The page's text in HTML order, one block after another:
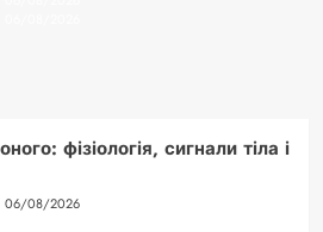
фізіологія, сигнали тіла і
06/08/2026